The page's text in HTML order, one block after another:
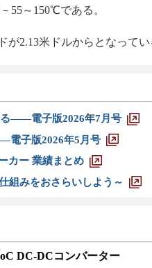
55～150℃である。
2.13米ドルからとなってい
る――電子版2026年7月号
電子版2026年5月号
カー 業績まとめ
組みをおさらいしよう～
DC-DCコンバーター